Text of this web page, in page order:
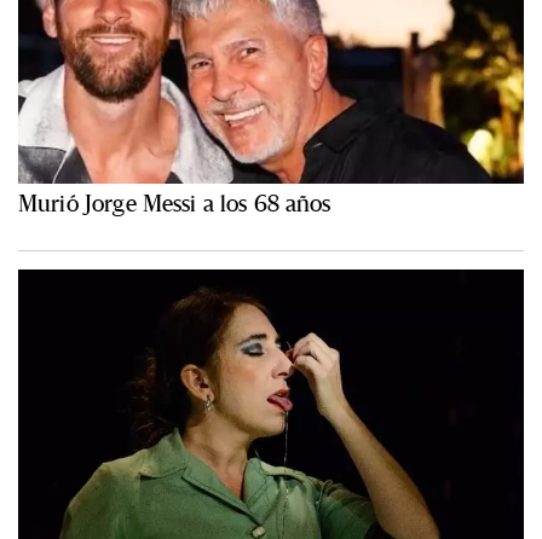
Murió Jorge Messi a los 68 años